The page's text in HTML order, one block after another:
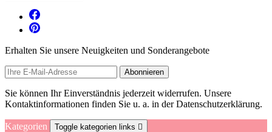
Erhalten Sie unsere Neuigkeiten und Sonderangebote
Sie können Ihr Einverständnis jederzeit widerrufen. Unsere
Kontaktinformationen finden Sie u. a. in der Datenschutzerklärung.
Kategorien Toggle kategorien links 